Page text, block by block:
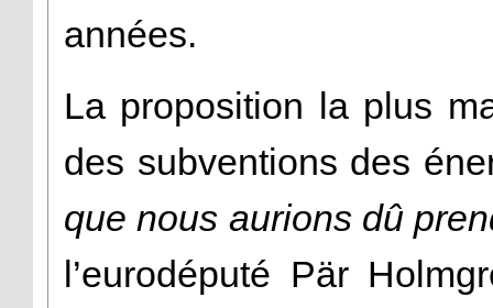
années.
La proposition la plus
des subventions des
que nous aurions dû
l’eurodéputé Pär